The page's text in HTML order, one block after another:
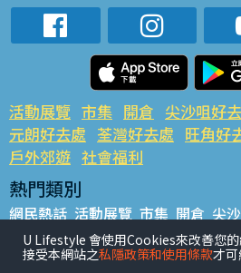
活動展覽 市集 開倉 尖沙咀好
元朗好去處 荃灣好去處 旺角好
戶外郊遊 社會福利
熱門類別
網民熱話 活動展覽 市集 開倉 尖
銅鑼灣好去處 元朗好去處 荃灣好
餐廳情報 戶外郊遊
U Lifestyle 會使用Cookies來改善您
接受本網站之私隱政策和使用條款才可